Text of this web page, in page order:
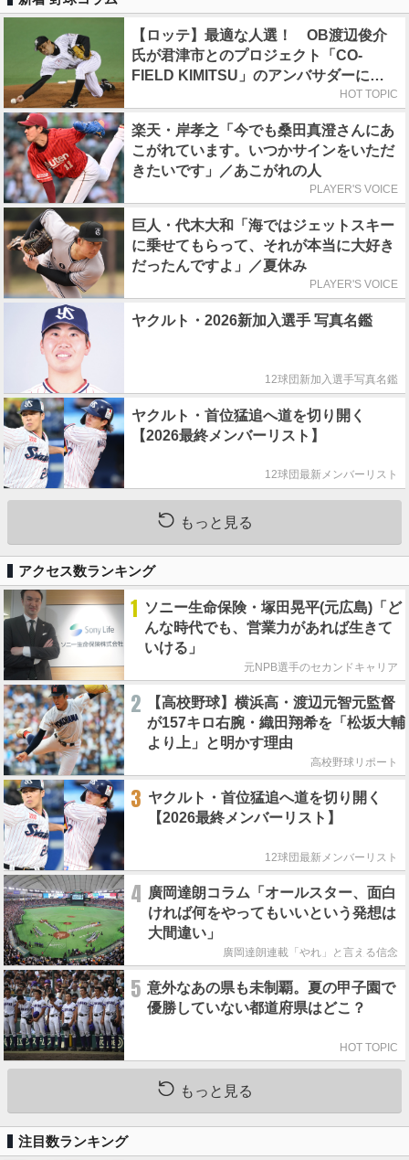
【ロッテ】最適な人選！ OB渡辺俊介
氏が君津市とのプロジェクト「CO-
FIELD KIMITSU」のアンバサダーに就
HOT TOPIC
楽天・岸孝之「今でも桑田真澄さんにあ
こがれています。いつかサインをいただ
きたいです」／あこがれの人
PLAYER'S VOICE
巨人・代木大和「海ではジェットスキー
に乗せてもらって、それが本当に大好き
だったんですよ」／夏休み
PLAYER'S VOICE
ヤクルト・2026新加入選手 写真名鑑
12球団新加入選手写真名鑑
ヤクルト・首位猛追へ道を切り開く
【2026最終メンバーリスト】
12球団最新メンバーリスト
もっと見る
アクセス数ランキング
1 ソニー生命保険・塚田晃平(元広島)「ど
んな時代でも、営業力があれば生きて
いける」
元NPB選手のセカンドキャリア
2
【高校野球】横浜高・渡辺元智元監督
が157キロ右腕・織田翔希を「松坂大輔
より上」と明かす理由
高校野球リポート
3 ヤクルト・首位猛追へ道を切り開く
【2026最終メンバーリスト】
12球団最新メンバーリスト
4 廣岡達朗コラム「オールスター、面白
ければ何をやってもいいという発想は
大間違い」
廣岡達朗連載「やれ」と言える信念
5 意外なあの県も未制覇。夏の甲子園で
優勝していない都道府県はどこ？
HOT TOPIC
もっと見る
注目数ランキング